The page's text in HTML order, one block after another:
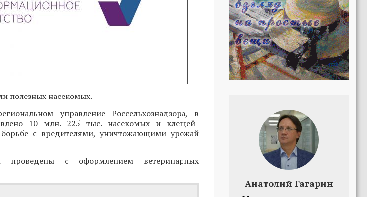
полезных насекомых.
управление Россельхознадзора, в
10 млн. 225 тыс. насекомых и клещей-
с вредителями, уничтожающими урожай
проведены с оформлением ветеринарных
Анатолий Гагарин